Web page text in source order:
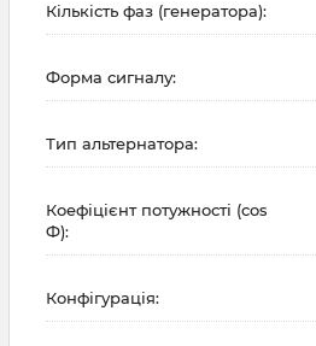
Кількість фаз (генератора):
Форма сигналу:
Тип альтернатора:
Коефіцієнт потужності (cos
Ф):
Конфігурація: